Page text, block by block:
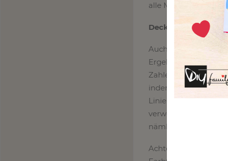
alle Markierungen
Deck die Zahlen ab
Auch wenn du ein
Ergebnis oft nicht
Zahlen noch durch
indem du einen
Linien auf der
verwendest, bevor
nämlich nicht mehr
Achte darauf, dass